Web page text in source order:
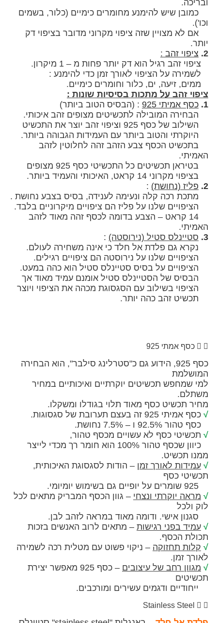
שיש להימנע מחומרים כימיים (כלור, בשמים
שזה ציפוי מקרוני מדובר בציפוי דק
זהב :
רגיל הוא דק יותר פחות מ – 1 מיקרון.
על הציפוי לאורך זמן כדי להימנע :
זיעה, ים, כלור וחומרים כימיים.
זהב על מתכות בסיסיות שונות :
925
: (הבסיס הטוב ביותר)
המובילה לתכשיטים מצופים זהב איכותי.
כסף 925 וציפוי זהב יוצר את התכשיט
והטוב ביותר עם העמידות הגבוהה ביותר.
הכסף צבע הזהב זהה לחלוטין לזהב
תכשיטים כל התכשיטי כסף 925 מצופים
קראט, האיכותי והעמיד ביותר.
(נחושת) :
רכה קלה ונעימה לענידה, בסיס בצבע נחושת .
שלנו על פליז הם ציפויים מיקרוניים בלבד.
קראט – הצבע בדומה לכסף זהה מאוד לזהב
סטיל (נירוסטה):
גם פלדת אל חלד כי אינה משחירה לעולם.
שלנו על נירוסטה הם ציפויים רגילים.
על בסיס סטיינלס סטיל הוא כהה במעט.
של הסטיינלס סטיל אומנם עמיד מאוד אך
בשילוב עם הסגסוגת מכהה את הציפוי ויוצר
זהב כהה יותר.
אמתי 925
כסף 925, הידוע גם כ"סטרלינג סילבר", הוא הבחירה
תכשיטים יוקרתיים ואיכותיים במחיר
כסף מאוד תלוי בגודלו ומשקלו.
בעצם תערובת של סגסוגות.
ו – 7.5% נחושת.
כסף לא עשויים מכסף טהור,
כיוון שכסף טהור 100% הוא חומר רך מכדי לייצר
לאורך זמן– הודות לסגסוגת האיכותית,
כסף
יוקרתי ונצחי– גוון הכסף המבריק מתאים לכל
אישי. ודומה מאוד במראה לזהב לבן.
בפני רגישות– מתאים לרוב האנשים בזכות
הכסף.
תחזוקה – ניקוי פשוט עם מטלית רכה לשמירה
זמן.
רחב של עיצובים
– כסף 925 מאפשר יצירת
ודגמים עשירים ומורכבים.
Stainless